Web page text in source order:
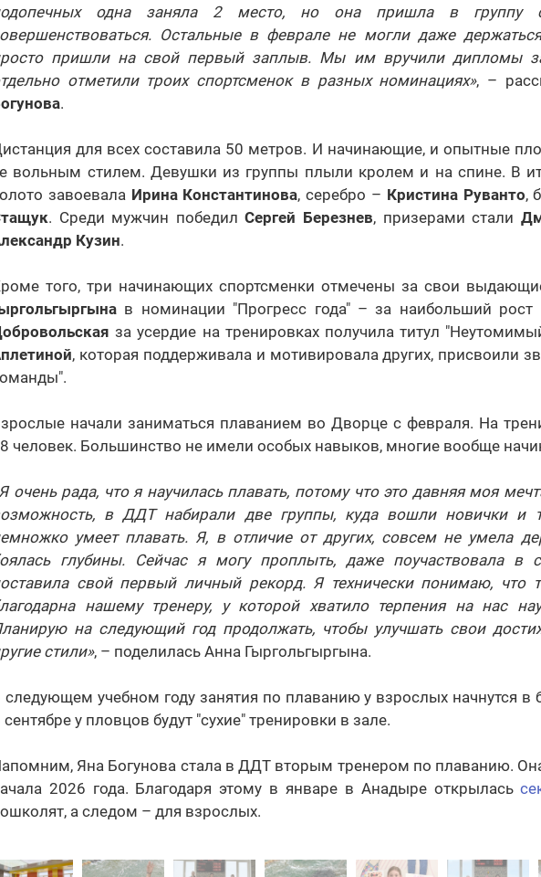
одна заняла 2 место, но она пришла в группу
Остальные в феврале не могли даже
пришли на свой первый заплыв. Мы им вручили дипломы
отметили троих спортсменок в разных номинациях», –
.
для всех составила 50 метров. И начинающие, и опытные
вольным стилем. Девушки из группы плыли кролем и на спине. В
завоевала Ирина Константинова, серебро – Кристина Руванто,
. Среди мужчин победилСергей Березнев, призерами стали
Кузин.
того, три начинающих спортсменки отмечены за свои
в номинации "Прогресс года" – за наибольший рост
за усердие на тренировках получила титул
, которая поддерживала и мотивировала других, присвоили
начали заниматься плаванием во Дворце с февраля. На
человек. Большинство не имели особых навыков, многие вообще
очень рада, что я научилась плавать, потому что это давняя моя
в ДДТ набирали две группы, куда вошли новички и
умеет плавать. Я, в отличие от других, совсем не умела
глубины. Сейчас я могу проплыть, даже поучаствовала в
свой первый личный рекорд. Я технически понимаю, что
нашему тренеру, у которой хватило терпения на нас
на следующий год продолжать, чтобы улучшать свои
стили», – поделилась Анна Гыргольгыргына.
следующем учебном году занятия по плаванию у взрослых начнутся в
сентябре у пловцов будут "сухие" тренировки в зале.
Яна Богунова стала в ДДТ вторым тренером по плаванию.
2026 года. Благодаря этому в январе в Анадыре открылась
а следом – для взрослых.